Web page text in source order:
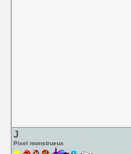
J
Pixel monstrueux